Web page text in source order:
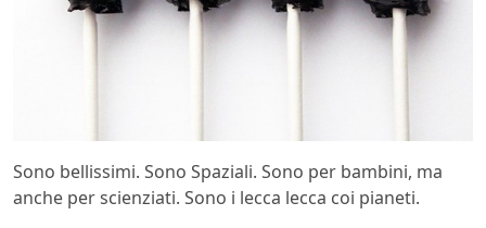
Sono bellissimi. Sono Spaziali. Sono per bambini, ma
anche per scienziati. Sono i lecca lecca coi pianeti.